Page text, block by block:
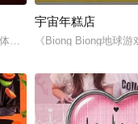
力最强的玩家之间回归团战
宇宙年糕店
《Biong Biong地球游